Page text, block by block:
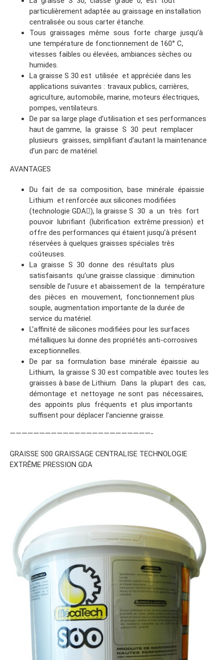
particulièrement adaptée au graissage en installation
centralisée ou sous carter étanche.
Tous graissages même sous forte charge jusqu’à
une température de fonctionnement de 160° C,
vitesses faibles ou élevées, ambiances sèches ou
humides.
La graisse S 30 est utilisée et appréciée dans les
applications suivantes : travaux publics, carrières,
agriculture, automobile, marine, moteurs électriques,
pompes, ventilateurs.
De par sa large plage d’utilisation et ses performances
haut de gamme, la graisse S 30 peut remplacer
plusieurs graisses, simplifiant d’autant la maintenance
d’un parc de matériel.
AVANTAGES
Du fait de sa composition, base minérale épaissie
Lithium et renforcée aux silicones modifiées
(technologie GDA), la graisse S 30 a un très fort
pouvoir lubrifiant (lubrification extrême pression) et
offre des performances qui étaient jusqu’à présent
réservées à quelques graisses spéciales très
coûteuses.
La graisse S 30 donne des résultats plus
satisfaisants qu’une graisse classique : diminution
sensible de l’usure et abaissement de la température
des pièces en mouvement, fonctionnement plus
souple, augmentation importante de la durée de
service du matériel.
L’affinité de silicones modifiées pour les surfaces
métalliques lui donne des propriétés anti-corrosives
exceptionnelles.
De par sa formulation base minérale épaissie au
Lithium, la graisse S 30 est compatible avec toutes les
graisses à base de Lithium. Dans la plupart des cas,
démontage et nettoyage ne sont pas nécessaires,
des appoints plus fréquents et plus importants
suffisent pour déplacer l’ancienne graisse.
————————————————————————-
GRAISSE S00 GRAISSAGE CENTRALISE TECHNOLOGIE
EXTRÊME PRESSION GDA